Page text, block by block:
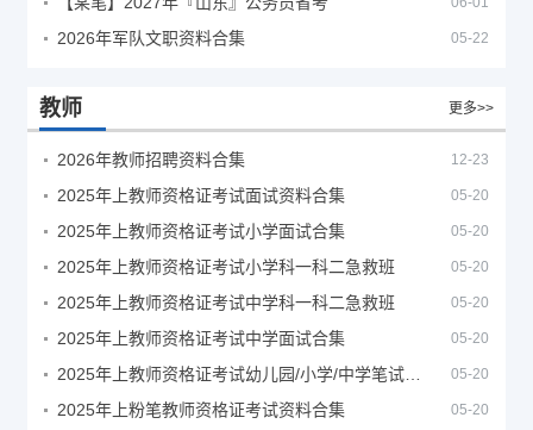
2026年军队文职资料合集 05-22
教师 更多>>
2026年教师招聘资料合集 12-23
2025年上教师资格证考试面试资料合集 05-20
2025年上教师资格证考试小学面试合集 05-20
2025年上教师资格证考试小学科一科二急救班 05-20
2025年上教师资格证考试中学科一科二急救班 05-20
2025年上教师资格证考试中学面试合集 05-20
05-20
2025年上粉笔教师资格证考试资料合集 05-20